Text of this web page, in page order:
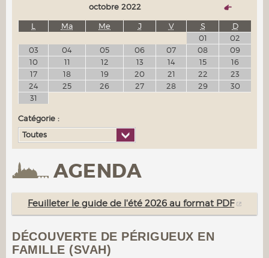
AGENDA
Feuilleter le guide de l'été 2026 au format PDF
DÉCOUVERTE DE PÉRIGUEUX EN
FAMILLE (SVAH)
octobre 2022
L
Ma Me J V S
D
01
02
03
04 05 06 07 08
09
10
11 12 13 14 15
16
17
18 19 20 21 22
23
24
25 26 27 28 29
30
31
Catégorie :
Toutes